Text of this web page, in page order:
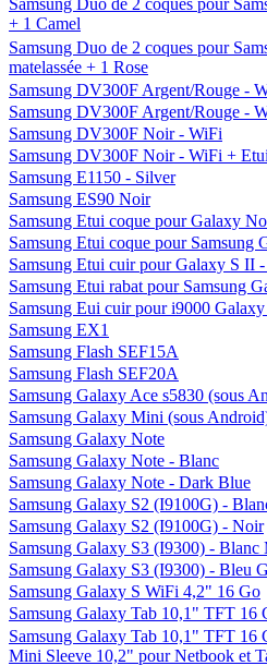
Samsung Duo de 2 coques pour
+ 1 Camel
Samsung Duo de 2 coques pour
matelassée + 1 Rose
Samsung DV300F Argent/Rouge -
Samsung DV300F Argent/Rouge -
Samsung DV300F Noir - WiFi
Samsung DV300F Noir - WiFi + Etui
Samsung E1150 - Silver
Samsung ES90 Noir
Samsung Etui coque pour Galaxy
Samsung Etui coque pour Samsung
Samsung Etui cuir pour Galaxy S II
Samsung Etui rabat pour Samsung
Samsung Eui cuir pour i9000 Galaxy
Samsung EX1
Samsung Flash SEF15A
Samsung Flash SEF20A
Samsung Galaxy Ace s5830 (sous
Samsung Galaxy Mini (sous
Samsung Galaxy Note
Samsung Galaxy Note - Blanc
Samsung Galaxy Note - Dark Blue
Samsung Galaxy S2 (I9100G) -
Samsung Galaxy S2 (I9100G) - Noir
Samsung Galaxy S3 (I9300) - Blanc
Samsung Galaxy S3 (I9300) - Bleu
Samsung Galaxy S WiFi 4,2" 16 Go
Samsung Galaxy Tab 10,1" TFT 16
Samsung Galaxy Tab 10,1" TFT 16
Mini Sleeve 10,2" pour Netbook et